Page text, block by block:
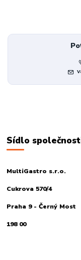
Sídlo
MultiGastro s.r.o.
Cukrova 570/4
Praha 9 - Černý Most
198 00